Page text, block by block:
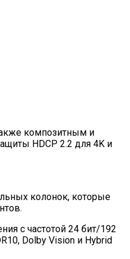
композитным и
HDCP 2.2 для 4K и
колонок, которые
с частотой 24 бит/192
Dolby Vision и Hybrid